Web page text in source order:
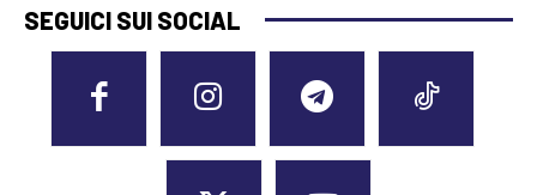
SEGUICI SUI SOCIAL